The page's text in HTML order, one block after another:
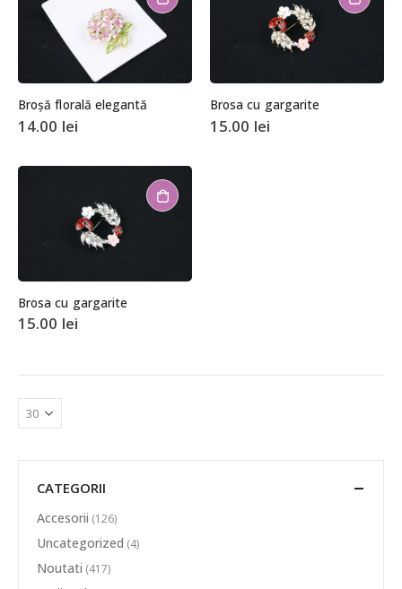
Broșă florală elegantă
14.00 lei
Brosa cu gargarite
15.00 lei
Brosa cu gargarite
15.00 lei
CATEGORII
Accesorii (126)
Uncategorized (4)
Noutati (417)